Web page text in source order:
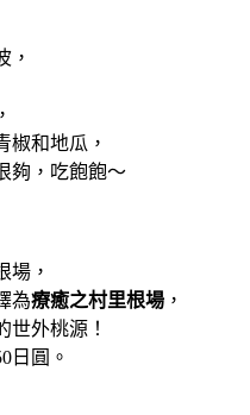
，
椒和地瓜，
夠，吃飽飽～
場，
為療癒之村里根場 ，
世外桃源！
日圓。